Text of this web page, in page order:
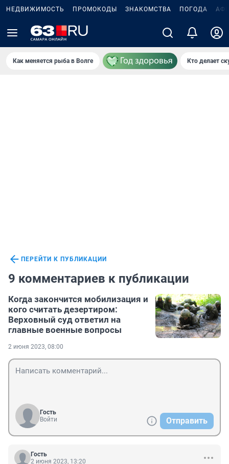
НЕДВИЖИМОСТЬ ПРОМОКОДЫ ЗНАКОМСТВА ПОГОДА
Как меняется рыба в Волге Кто делает
ПЕРЕЙТИ К ПУБЛИКАЦИИ
9 комментариев к публикации
Когда закончится мобилизация и
кого считать дезертиром:
Верховный суд ответил на
главные военные вопросы
2 июня 2023, 08:00
Гость
Войти
Отправить
Гость
2 июня 2023, 13:20